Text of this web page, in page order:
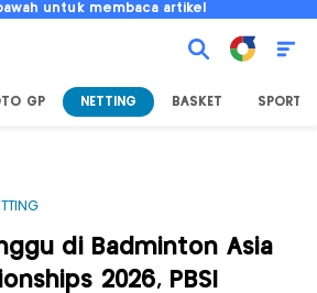
untuk membaca artikel
GP NETTING BASKET SPORT
di Badminton Asia
2026, PBSI